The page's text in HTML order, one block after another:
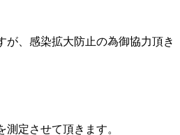
が、感染拡大防止の為御協力頂き
測定させて頂きます。